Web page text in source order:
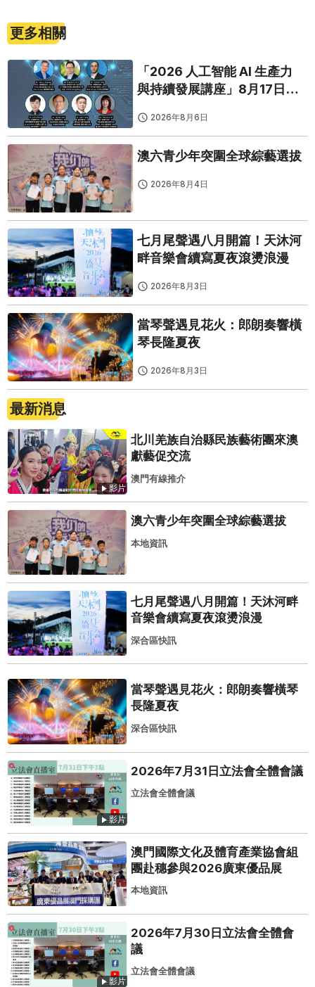
更多相關
「2026 人工智能 AI 生產力
與持續發展講座」8月17日免
2026年8月6日
澳六青少年突圍全球綜藝選拔
2026年8月4日
七月尾聲遇八月開篇！天沐河
畔音樂會續寫夏夜滾燙浪漫
2026年8月3日
當琴聲遇見花火：郎朗奏響橫
琴長隆夏夜
2026年8月3日
最新消息
影片
北川羌族自治縣民族藝術團來澳
獻藝促交流
澳門有線推介
澳六青少年突圍全球綜藝選拔
本地資訊
七月尾聲遇八月開篇！天沐河畔
音樂會續寫夏夜滾燙浪漫
深合區快訊
當琴聲遇見花火：郎朗奏響橫琴
長隆夏夜
深合區快訊
影片
2026年7月31日立法會全體會議
立法會全體會議
澳門國際文化及體育產業協會組
團赴穗參與2026廣東優品展
本地資訊
影片
2026年7月30日立法會全體會
議
立法會全體會議